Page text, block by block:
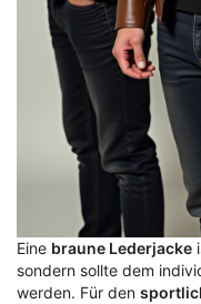
Eine braune Lederjacke
sondern sollte dem
werden. Für den